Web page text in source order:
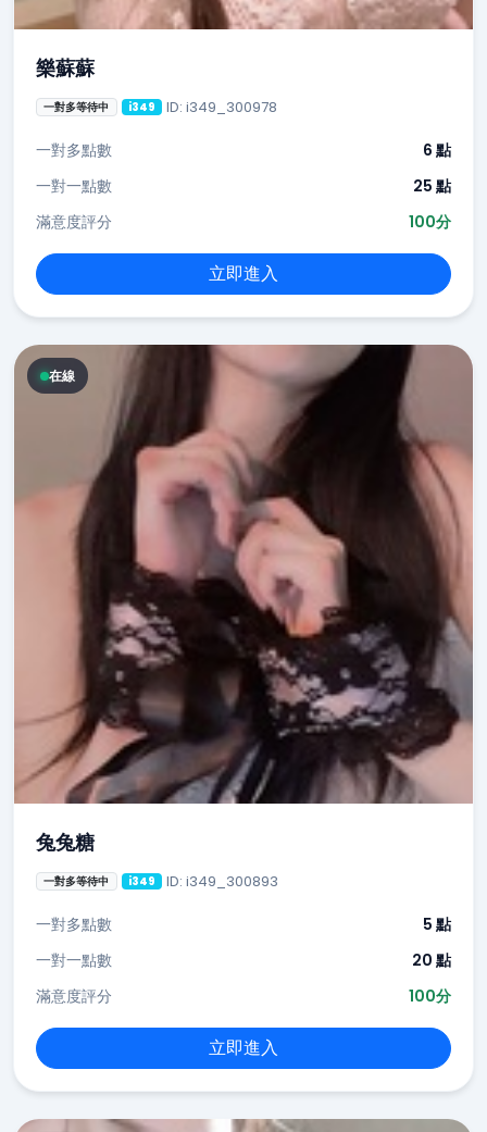
樂蘇蘇
一對多等待中 i349 ID: i349_300978
一對多點數
6 點
一對一點數
25 點
滿意度評分
100分
立即進入
在線
兔兔糖
一對多等待中 i349 ID: i349_300893
一對多點數
5 點
一對一點數
20 點
滿意度評分
100分
立即進入